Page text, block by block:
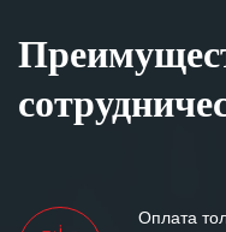
Оплата